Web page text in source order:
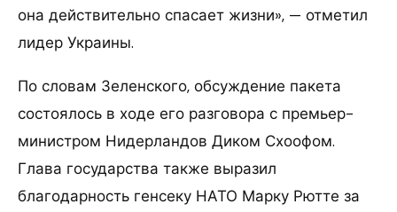
она действительно спасает жизни», — отметил
лидер Украины.
По словам Зеленского, обсуждение пакета
состоялось в ходе его разговора с премьер-
министром Нидерландов Диком Схоофом.
Глава государства также выразил
благодарность генсеку НАТО Марку Рютте за